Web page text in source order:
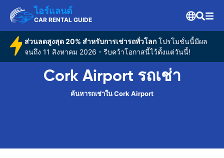
ไอร์แลนด์
CAR RENTAL GUIDE
ส่วนลดสูงสุด 20% สำหรับการเช่ารถทั่วโลกโปรโมชั่นนี้มีผล
จนถึง 11 สิงหาคม 2026 - รีบคว้าโอกาสนี้ไว้ตั้งแต่วันนี้!
Cork Airport รถเช่า
ค้นหารถเช่าใน Cork Airport